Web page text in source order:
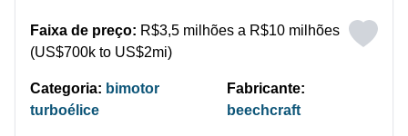
Faixa de preço: R$3,5 milhões a R$10 milhões
(US$700k to US$2mi)
Categoria: bimotor
turboélice
Fabricante:
beechcraft